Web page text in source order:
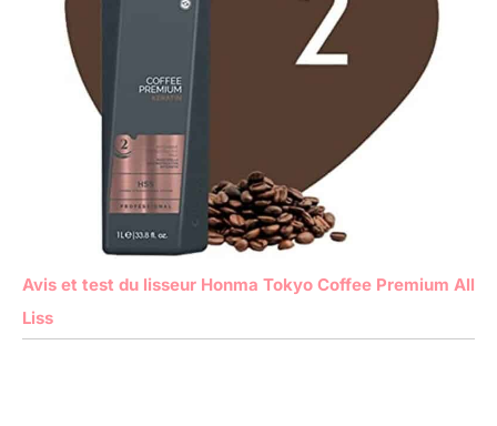
Avis et test du lisseur Honma Tokyo Coffee Premium All
Liss